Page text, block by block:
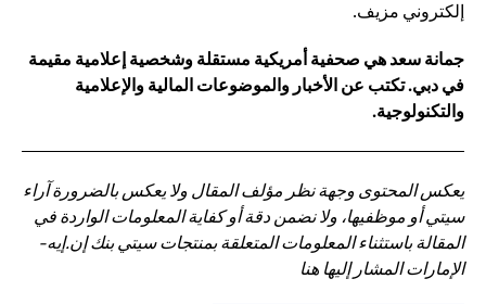
إلكتروني مزيف.
جمانة سعد هي صحفية أمريكية مستقلة وشخصية إعلامية مقيمة
في دبي. تكتب عن الأخبار والموضوعات المالية والإعلامية
والتكنولوجية.
يعكس المحتوى وجهة نظر مؤلف المقال ولا يعكس بالضرورة آراء
سيتي أو موظفيها، ولا نضمن دقة أو كفاية المعلومات الواردة في
المقالة باستثناء المعلومات المتعلقة بمنتجات سيتي بنك إن.إيه-
الإمارات المشار إليها هنا